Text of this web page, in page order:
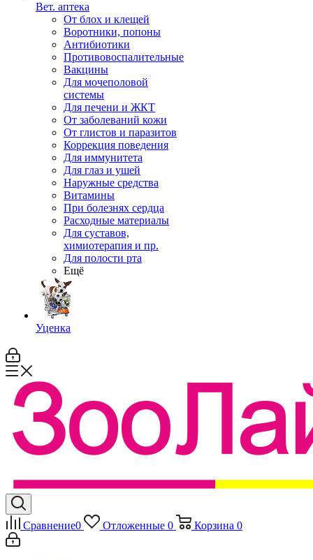
Вет. аптека
От блох и клещей
Воротники, попоны
Антибиотики
Противовоспалительные
Вакцины
Для мочеполовой
системы
Для печени и ЖКТ
От заболеваний кожи
От глистов и паразитов
Коррекция поведения
Для иммунитета
Для глаз и ушей
Наружные средства
Витамины
При болезнях сердца
Расходные материалы
Для суставов,
химиотерапия и пр.
Для полости рта
Ещё
Уценка
Сравнение0 Отложенные 0 Корзина 0